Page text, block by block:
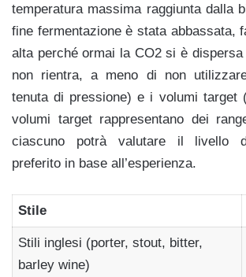
temperatura massima raggiunta dalla
fine fermentazione è stata abbassata,
alta perché ormai la CO2 si è dispersa
non rientra, a meno di non
tenuta di pressione) e i volumi target
volumi target rappresentano dei
ciascuno potrà valutare il livello
preferito in base all’esperienza.
Stile
Stili inglesi (porter, stout, bitter,
barley wine)